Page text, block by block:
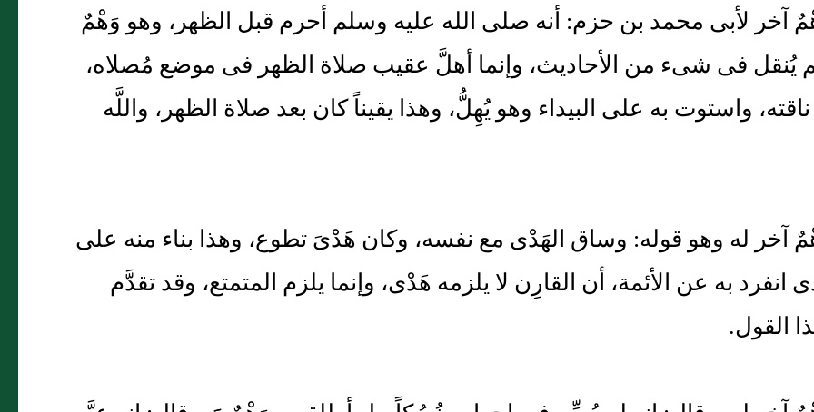
آخر لأبى محمد بن حزم: أنه صلى الله عليه وسلم أحرم قبل الظهر، وهو وَهْمٌ
يُنقل فى شىء من الأحاديث، وإنما أهلَّ عقيب صلاة الظهر فى موضع مُصلاه،
واستوت به على البيداء وهو يُهِلُّ، وهذا يقيناً كان بعد صلاة الظهر، واللَّه
آخر له وهو قوله: وساق الهَدْى مع نفسه، وكان هَدْىَ تطوع، وهذا بناء منه على
انفرد به عن الأئمة، أن القارِن لا يلزمه هَدْى، وإنما يلزم المتمتع، وقد تقدَّم
القول.